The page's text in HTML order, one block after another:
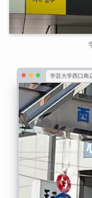
学芸大学西口商